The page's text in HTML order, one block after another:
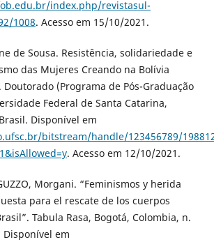
index.php/revistasul-
1008. Acesso em 15/10/2021.
de Sousa. Resistência, solidariedade e
das Mujeres Creando na Bolívia
Doutorado (Programa de Pós-Graduação
Federal de Santa Catarina,
Disponível em
bitstream/handle/123456789/
. Acesso em 12/10/2021.
Morgani. “Feminismos y herida
para el rescate de los cuerpos
Tabula Rasa, Bogotá, Colombia, n.
Disponível em